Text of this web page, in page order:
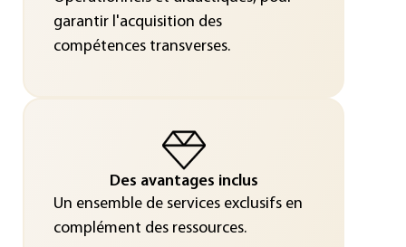
garantir l'acquisition des
compétences transverses.
Des avantages inclus
Un ensemble de services exclusifs en
complément des ressources.